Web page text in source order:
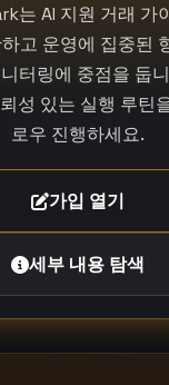
는 AI 지원 거래 가
고 운영에 집중된
터링에 중점을 둡
성 있는 실행 루틴
로우 진행하세요.
가입 열기
세부 내용 탐색